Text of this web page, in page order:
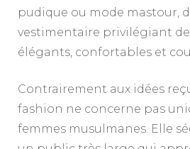
pudique ou mode mastour,
vestimentaire privilégiant
élégants, confortables et
Contrairement aux idées
fashion ne concerne pas
femmes musulmanes. Elle